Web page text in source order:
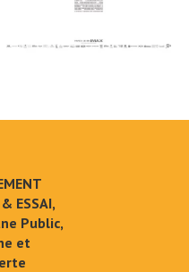
ESSAI,
Public,
et